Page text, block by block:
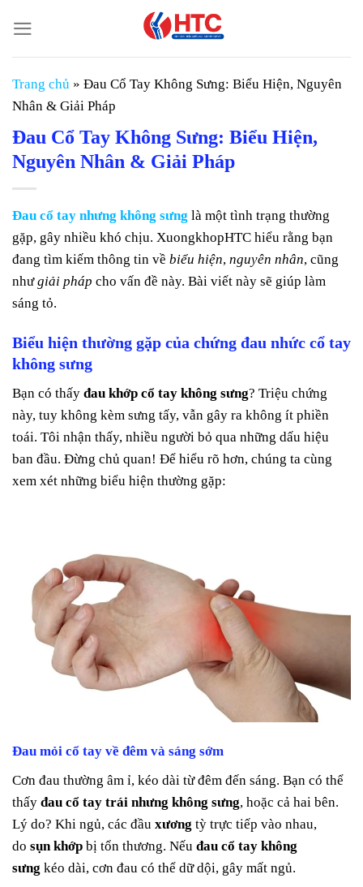
đến
nội
dung
Trang chủ » Đau Cổ Tay Không Sưng: Biểu Hiện, Nguyên
Nhân & Giải Pháp
Đau Cổ Tay Không Sưng: Biểu Hiện,
Nguyên Nhân & Giải Pháp
Đau cổ tay nhưng không sưng là một tình trạng thường
gặp, gây nhiều khó chịu. XuongkhopHTC hiểu rằng bạn
đang tìm kiếm thông tin về biểu hiện, nguyên nhân, cũng
nhưgiải pháp cho vấn đề này. Bài viết này sẽ giúp làm
sáng tỏ.
Biểu hiện thường gặp của chứng đau nhức cổ tay
không sưng
Bạn có thấy đau khớp cổ tay không sưng? Triệu chứng
này, tuy không kèm sưng tấy, vẫn gây ra không ít phiền
toái. Tôi nhận thấy, nhiều người bỏ qua những dấu hiệu
ban đầu. Đừng chủ quan! Để hiểu rõ hơn, chúng ta cùng
xem xét những biểu hiện thường gặp:
Đau mỏi cổ tay về đêm và sáng sớm
Cơn đau thường âm ỉ, kéo dài từ đêm đến sáng. Bạn có thể
thấy đau cổ tay trái nhưng không sưng, hoặc cả hai bên.
Lý do? Khi ngủ, các đầu xương tỳ trực tiếp vào nhau,
do sụn khớp bị tổn thương. Nếu đau cổ tay không
sưng kéo dài, cơn đau có thể dữ dội, gây mất ngủ.